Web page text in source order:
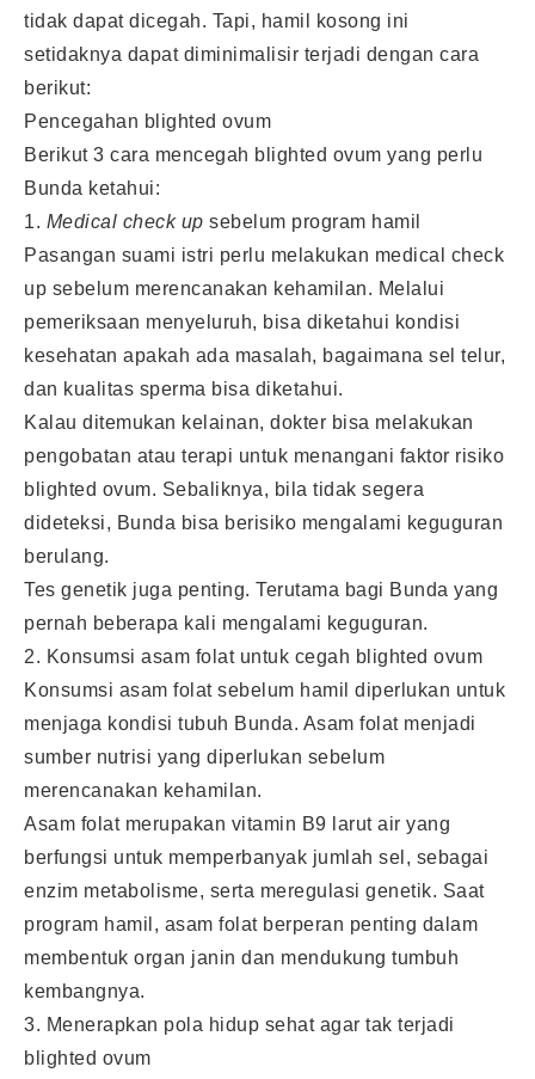
tidak dapat dicegah. Tapi, hamil kosong ini
setidaknya dapat diminimalisir terjadi dengan cara
berikut:
Pencegahan blighted ovum
Berikut 3 cara mencegah blighted ovum yang perlu
Bunda ketahui:
1. Medical check up sebelum program hamil
Pasangan suami istri perlu melakukan medical check
up sebelum merencanakan kehamilan. Melalui
pemeriksaan menyeluruh, bisa diketahui kondisi
kesehatan apakah ada masalah, bagaimana sel telur,
dan kualitas sperma bisa diketahui.
Kalau ditemukan kelainan, dokter bisa melakukan
pengobatan atau terapi untuk menangani faktor risiko
blighted ovum. Sebaliknya, bila tidak segera
dideteksi, Bunda bisa berisiko mengalami keguguran
berulang.
Tes genetik juga penting. Terutama bagi Bunda yang
pernah beberapa kali mengalami keguguran.
2. Konsumsi asam folat untuk cegah blighted ovum
Konsumsi asam folat sebelum hamil diperlukan untuk
menjaga kondisi tubuh Bunda. Asam folat menjadi
sumber nutrisi yang diperlukan sebelum
merencanakan kehamilan.
Asam folat merupakan vitamin B9 larut air yang
berfungsi untuk memperbanyak jumlah sel, sebagai
enzim metabolisme, serta meregulasi genetik. Saat
program hamil, asam folat berperan penting dalam
membentuk organ janin dan mendukung tumbuh
kembangnya.
3. Menerapkan pola hidup sehat agar tak terjadi
blighted ovum